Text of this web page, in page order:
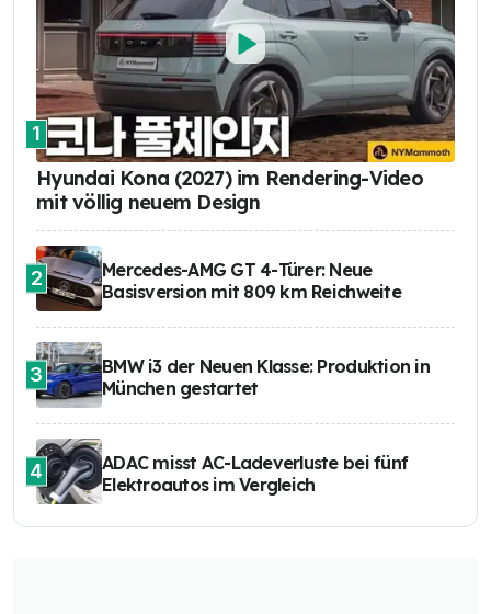
1
Hyundai Kona (2027) im Rendering-Video
mit völlig neuem Design
2
Mercedes-AMG GT 4-Türer: Neue
Basisversion mit 809 km Reichweite
3
BMW i3 der Neuen Klasse: Produktion in
München gestartet
4
ADAC misst AC-Ladeverluste bei fünf
Elektroautos im Vergleich